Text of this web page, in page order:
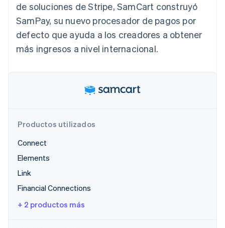
Atlas
Constitución de una startup
Climate
Eliminación de dióxido de carbono
Sesiones de Stripe 2026
Mirar ahora
Ecosistema
Socios
Stripe App Marketplace
de soluciones de Stripe, SamCart construyó
SamPay, su nuevo procesador de pagos por
defecto que ayuda a los creadores a obtener
más ingresos a nivel internacional.
Productos utilizados
Connect
Elements
Link
Financial Connections
+ 2 productos más